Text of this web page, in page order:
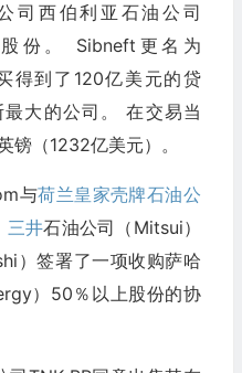
司西伯利亚石油公司
份。 Sibneft更名为
得到了120亿美元的贷
大的公司。 在交易当
镑（1232亿美元）。
与荷兰皇家壳牌石油公
三井石油公司（Mitsui）
）签署了一项收购萨哈
）50％以上股份的协